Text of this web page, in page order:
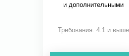
и дополнительными
Требования: 4.1 и выше